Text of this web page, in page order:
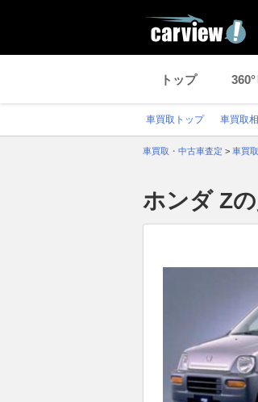
トップ
車買取トップ 車買取
車買取・中古車査定 > 車買
ホンダ Z